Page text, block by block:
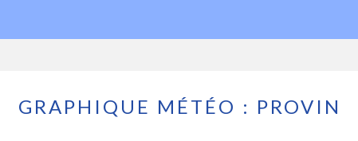
GRAPHIQUE MÉTÉO : PROVIN